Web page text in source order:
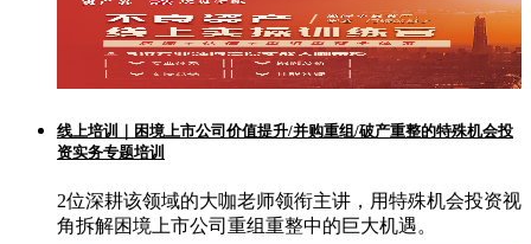
线上培训｜困境上市公司价值提升/并购重组/破产重整的特殊机会投
资实务专题培训
2位深耕该领域的大咖老师领衔主讲，用特殊机会投资视
角拆解困境上市公司重组重整中的巨大机遇。